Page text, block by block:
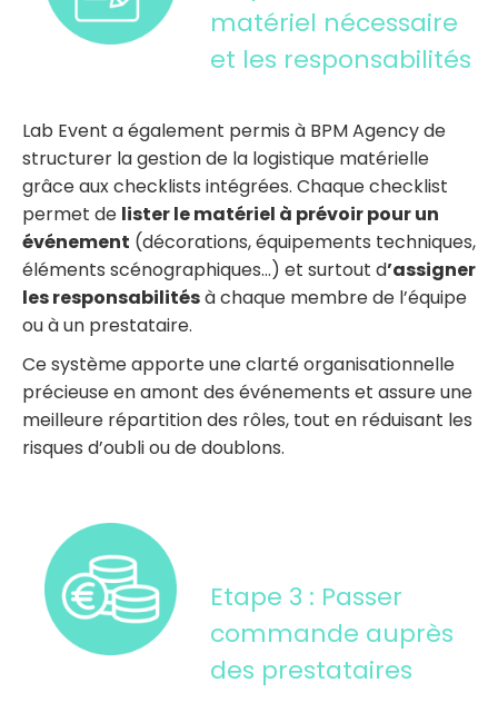
matériel nécessaire
et les responsabilités
Lab Event a également permis à BPM Agency de
structurer la gestion de la logistique matérielle
grâce aux checklists intégrées. Chaque checklist
permet de lister le matériel à prévoir pour un
événement (décorations, équipements techniques,
éléments scénographiques…) et surtout d’assigner
les responsabilitésà chaque membre de l’équipe
ou à un prestataire.
Ce système apporte une clarté organisationnelle
précieuse en amont des événements et assure une
meilleure répartition des rôles, tout en réduisant les
risques d’oubli ou de doublons.
Etape 3 : Passer
commande auprès
des prestataires